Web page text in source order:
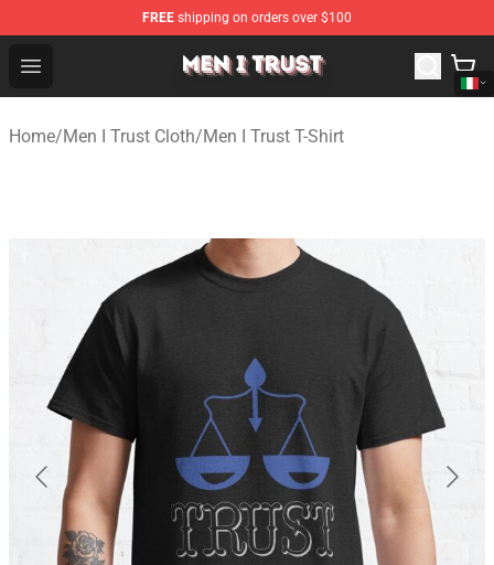
FREE shipping on orders over $100
Open menu
Men I Trust Shop - Official Men I Trust Merchandise Store
Home/Men I Trust Cloth/Men I Trust T-Shirt